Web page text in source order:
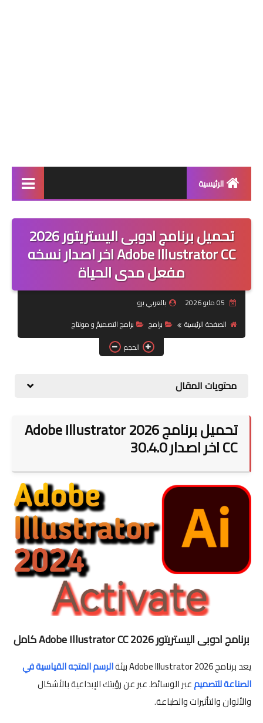
الرئيسية
حماية
متصفحات انترنت
شبكات تواصل اجتماعي
تحميل برنامج ادوبى اليستريتور 2026
Adobe Illustrator CC اخر اصدار نسخه
مفعل مدى الحياة
بالعربي برو
الصفحة الرئيسية
برامج
برامج التصميمً و مونتاج
الحجم
محتويات المقال
تحميل برنامج 2026 Adobe Illustrator
CC اخر اصدار 30.4.0
برنامج ادوبى اليستريتور 2026 Adobe Illustrator CC كامل
يعد برنامج Adobe Illustrator 2026 بيئة
الرسم المتجه القياسية في
الصناعة للتصميمعبر الوسائط. عبر عن رؤيتك الإبداعية بالأشكال
والألوان والتأثيرات والطباعة.